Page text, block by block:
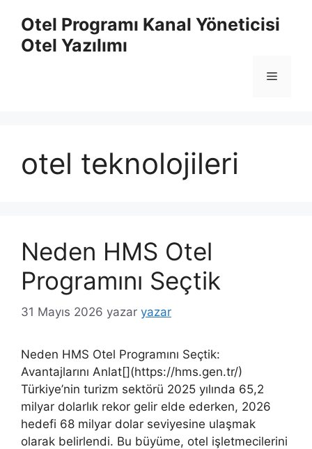
Otel Programı Kanal Yöneticisi
Otel Yazılımı
Menü
otel teknolojileri
Neden HMS Otel
Programını Seçtik
31 Mayıs 2026 yazar yazar
Neden HMS Otel Programını Seçtik:
Avantajlarını Anlat[](https://hms.gen.tr/)
Türkiye’nin turizm sektörü 2025 yılında 65,2
milyar dolarlık rekor gelir elde ederken, 2026
hedefi 68 milyar dolar seviyesine ulaşmak
olarak belirlendi. Bu büyüme, otel işletmecilerini